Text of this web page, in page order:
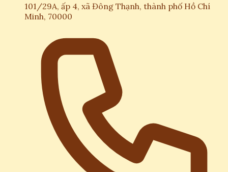
101/29A, ấp 4, xã Đông Thạnh, thành phố Hồ Chí
Minh, 70000